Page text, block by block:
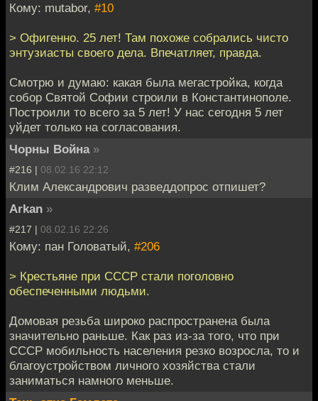
Кому: mutabor, #10
> Офигенно. 25 лет! Там похоже собрались чисто
энтузиасты своего дела. Впечатляет, правда.
Смотрю и думаю: какая была мегастройка, когда
собор Святой Софии строили в Константинополе.
Построили то всего за 5 лет! У нас сегодня 5 лет
уйдет только на согласования.
Чорны Война »
#216 | 08.02.16 22:12
Клим Александрович разведдопрос отпишет?
Arkan »
#217 | 08.02.16 22:26
Кому: пан Головатый, #206
> Крестьяне при СССР стали поголовно
обеспеченными людьми.
Домовая резьба широко распространена была
значительно раньше. Как раз из-за того, что при
СССР мобильность населения резко возросла, то и
благоустройством личного хозяйства стали
заниматься намного меньше.